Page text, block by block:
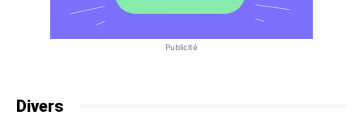
Publicité
Divers